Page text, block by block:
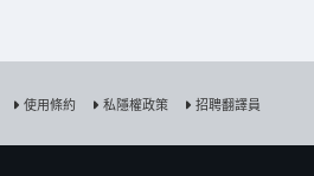
使用條約 私隱權政策 招聘翻譯員